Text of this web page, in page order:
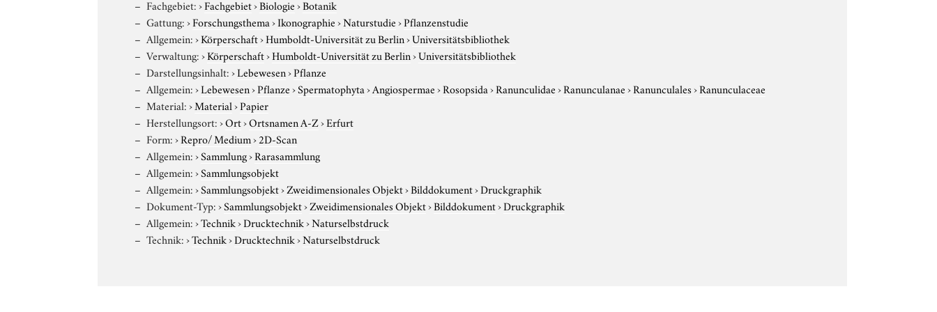
Fachgebiet:›Fachgebiet›Biologie›Botanik
Gattung:›Forschungsthema›Ikonographie›Naturstudie›Pflanzenstudie
Allgemein:›Körperschaft›Humboldt-Universität zu Berlin›Universitätsbibliothek
Verwaltung:›Körperschaft›Humboldt-Universität zu Berlin›Universitätsbibliothek
Darstellungsinhalt:›Lebewesen›Pflanze
Allgemein:›Lebewesen›Pflanze›Spermatophyta›Angiospermae›Rosopsida›Ranunculidae›Ranunculanae›Ranunculales›Ranunculaceae
Material:›Material›Papier
Herstellungsort:›Ort›Ortsnamen A-Z›Erfurt
Form:›Repro/ Medium›2D-Scan
Allgemein:›Sammlung›Rarasammlung
Allgemein:›Sammlungsobjekt
Allgemein:›Sammlungsobjekt›Zweidimensionales Objekt›Bilddokument›Druckgraphik
Dokument-Typ:›Sammlungsobjekt›Zweidimensionales Objekt›Bilddokument›Druckgraphik
Allgemein:›Technik›Drucktechnik›Naturselbstdruck
Technik:›Technik›Drucktechnik›Naturselbstdruck